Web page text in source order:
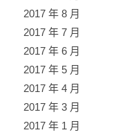
2017 年 8 月
2017 年 7 月
2017 年 6 月
2017 年 5 月
2017 年 4 月
2017 年 3 月
2017 年 1 月